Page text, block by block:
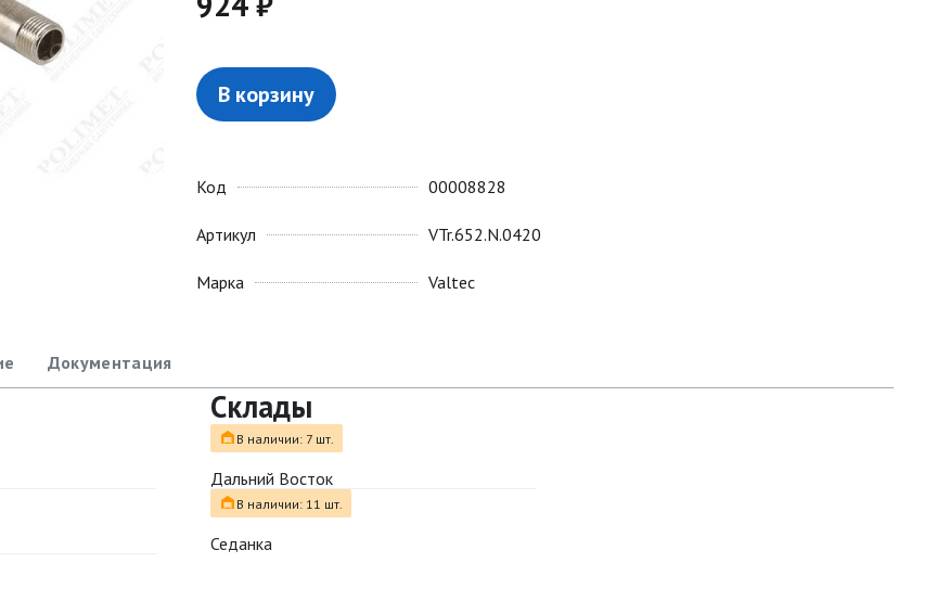
В корзину
Код
Артикул
Марка
00008828
VTr.652.N.0420
Valtec
Документация
Склады
В наличии: 7 шт.
Дальний Восток
В наличии: 11 шт.
Седанка